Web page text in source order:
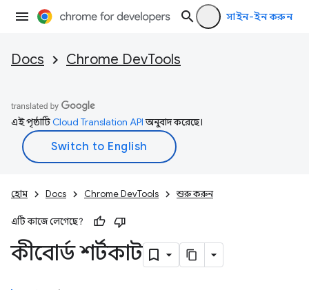
সাইন-ইন করুন
Docs Chrome DevTools
এই পৃষ্ঠাটিCloud Translation APIঅনুবাদ করেছে।
হোম Docs Chrome DevTools শুরু করুন
এটি কাজে লেগেছে?
কীবোর্ড শর্টকাট